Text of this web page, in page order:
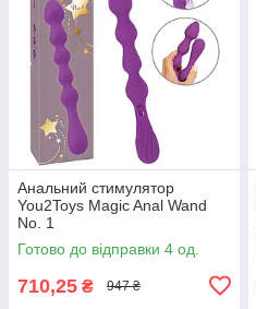
Анальний стимулятор
You2Toys Magic Anal Wand
No. 1
Готово до відправки 4 од.
710,25 ₴ 947 ₴